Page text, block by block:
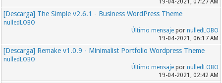
19-04-2021, 07:27 AM
[Descarga] The Simple v2.6.1 - Business WordPress Theme
nulledLOBO
Último mensajepor nulledLOBO
19-04-2021, 06:17 AM
[Descarga] Remake v1.0.9 - Minimalist Portfolio Wordpress Theme
nulledLOBO
Último mensajepor nulledLOBO
19-04-2021, 02:42 AM